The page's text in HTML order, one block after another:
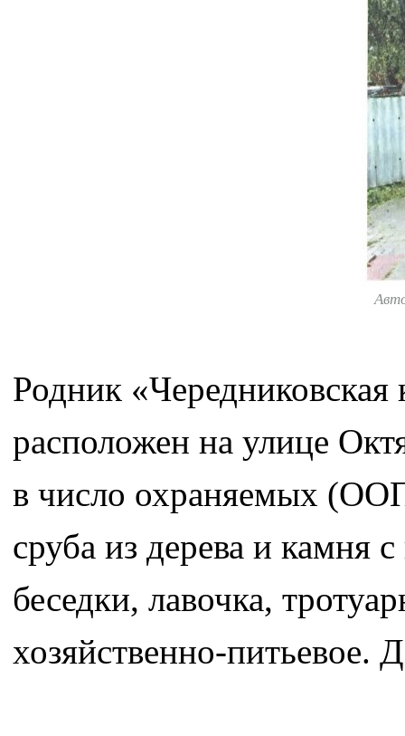
Родник «Чередниковская
расположен на улице
в число охраняемых
сруба из дерева и камня
беседки, лавочка,
хозяйственно-питьевое.